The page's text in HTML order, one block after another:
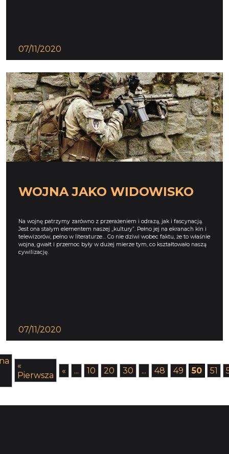
07/11/2020
WOJNA JAKO WIDOWISKO
Na wojnę patrzymy zarówno z przerażeniem i odrazą, jak i fascynacją.
Jest ona stałym elementem naszej „kultury”. Pełno jej na ekranach kin i
telewizorów, pełno w literaturze… Co nie dziwi wobec faktu, że to właśnie
wojna, gwałt i przemoc były w dużej mierze tym, co kształtowało naszą
cywilizację.
07/11/2020
«
Pierwsza
« ... 10 20 30 ... 48 49 50 51